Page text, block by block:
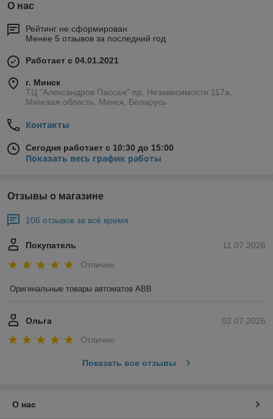
О нас
Рейтинг не сформирован
Менее 5 отзывов за последний год
Работает с 04.01.2021
г. Минск
ТЦ "Александров Пассаж" пр. Независимости 117а,
Минская область, Минск, Беларусь
Контакты
Сегодня работает с 10:30 до 15:00
Показать весь график работы
Отзывы о магазине
106 отзывов за всё время
11.07.2026
Покупатель
Отлично
Оригинальные товары автоматов ABB
02.07.2026
Ольга
Отлично
Показать все отзывы
О нас